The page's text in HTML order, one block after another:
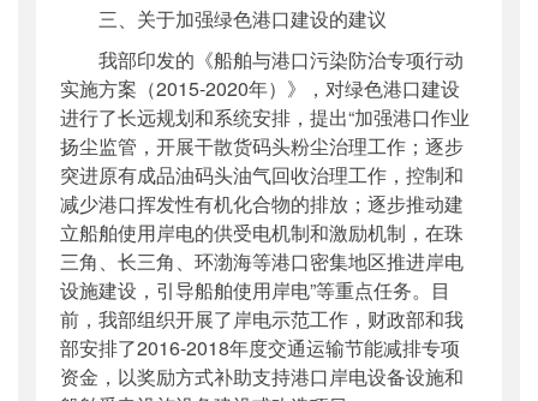
三、关于加强绿色港口建设的建议
我部印发的《船舶与港口污染防治专项行动
实施方案（2015-2020年）》，对绿色港口建设
进行了长远规划和系统安排，提出“加强港口作业
扬尘监管，开展干散货码头粉尘治理工作；逐步
突进原有成品油码头油气回收治理工作，控制和
减少港口挥发性有机化合物的排放；逐步推动建
立船舶使用岸电的供受电机制和激励机制，在珠
三角、长三角、环渤海等港口密集地区推进岸电
设施建设，引导船舶使用岸电”等重点任务。目
前，我部组织开展了岸电示范工作，财政部和我
部安排了2016-2018年度交通运输节能减排专项
资金，以奖励方式补助支持港口岸电设备设施和